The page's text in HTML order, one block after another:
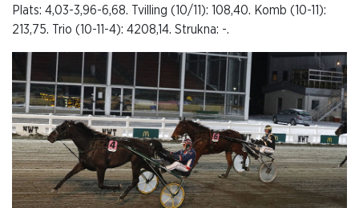
Plats: 4,03-3,96-6,68. Tvilling (10/11): 108,40. Komb (10-11):
213,75. Trio (10-11-4): 4208,14. Strukna: -.